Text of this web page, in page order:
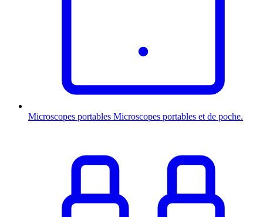
Microscopes portables Microscopes portables et de poche.